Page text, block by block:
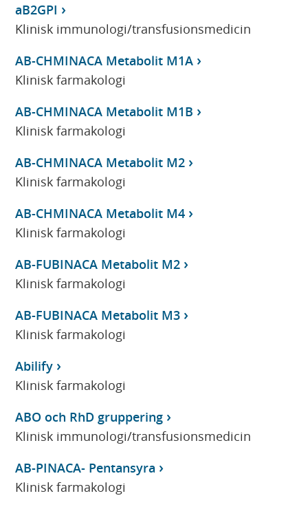
aB2GPI
Klinisk immunologi/transfusionsmedicin
AB-CHMINACA Metabolit M1A
Klinisk farmakologi
AB-CHMINACA Metabolit M1B
Klinisk farmakologi
AB-CHMINACA Metabolit M2
Klinisk farmakologi
AB-CHMINACA Metabolit M4
Klinisk farmakologi
AB-FUBINACA Metabolit M2
Klinisk farmakologi
AB-FUBINACA Metabolit M3
Klinisk farmakologi
Abilify
Klinisk farmakologi
ABO och RhD gruppering
Klinisk immunologi/transfusionsmedicin
AB-PINACA- Pentansyra
Klinisk farmakologi